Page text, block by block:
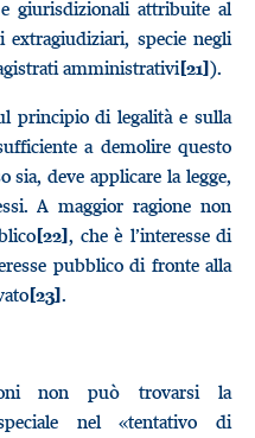
giurisdizionali attribuite al
specie negli
amministrativi[21]).
principio di legalità e sulla
a demolire questo
sia, deve applicare la legge,
A maggior ragione non
[22], che è l’interesse di
pubblico di fronte alla
[23].
non può trovarsi la
nel «tentativo di